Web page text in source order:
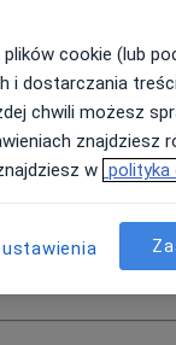
ładną
nie mają
chłopakiem?
dotyczący
Będę
cookie (lub
i dostarczania
chwili możesz
znajdziesz
w polityka